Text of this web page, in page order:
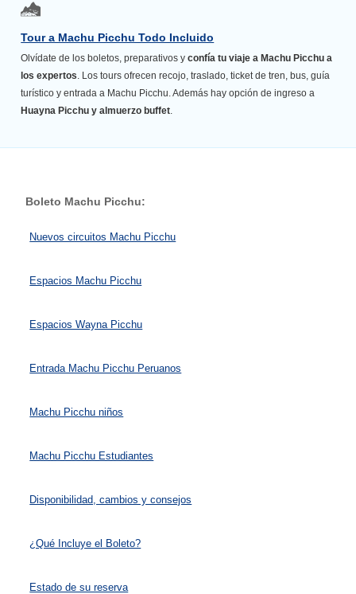
Tour a Machu Picchu Todo Incluido
Olvídate de los boletos, preparativos yconfía tu viaje a Machu Picchu a
los expertos. Los tours ofrecen recojo, traslado, ticket de tren, bus, guía
turístico y entrada a Machu Picchu. Además hay opción de ingreso a
Huayna Picchu y almuerzo buffet.
Boleto Machu Picchu:
Nuevos circuitos Machu Picchu
Espacios Machu Picchu
Espacios Wayna Picchu
Entrada Machu Picchu Peruanos
Machu Picchu niños
Machu Picchu Estudiantes
Disponibilidad, cambios y consejos
¿Qué Incluye el Boleto?
Estado de su reserva